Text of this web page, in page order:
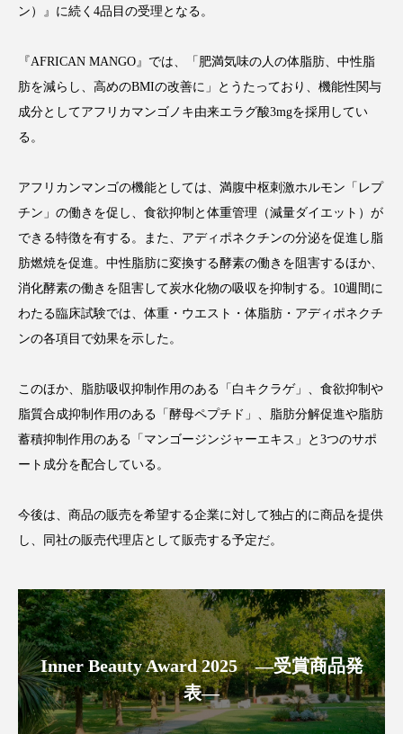
コネクテッド・ビューティ
コルチゾール サステナビリティ
サロン経営 サロン連略 シャネル
スカルプ クレンジング 頻度 スカルプケア
スキンケアルーティン ストレス スパ
セラミド保湿 セルフケア
タンパク質 ディープクレンジング
ドライヤー 温度 髪 ダメージ ナイアシンアミド
ナイトプロテイン ナイトルーティン 金木犀
パーソナライズ バーチャルメイク
ン）』に続く4品目の受理となる。
『AFRICAN MANGO』では、「肥満気味の人の体脂肪、中性脂
肪を減らし、高めのBMIの改善に」とうたっており、機能性関与
成分としてアフリカマンゴノキ由来エラグ酸3mgを採用してい
る。
アフリカンマンゴの機能としては、満腹中枢刺激ホルモン「レプ
チン」の働きを促し、食欲抑制と体重管理（減量ダイエット）が
できる特徴を有する。また、アディポネクチンの分泌を促進し脂
肪燃焼を促進。中性脂肪に変換する酵素の働きを阻害するほか、
消化酵素の働きを阻害して炭水化物の吸収を抑制する。10週間に
わたる臨床試験では、体重・ウエスト・体脂肪・アディポネクチ
ンの各項目で効果を示した。
このほか、脂肪吸収抑制作用のある「白キクラゲ」、食欲抑制や
脂質合成抑制作用のある「酵母ペプチド」、脂肪分解促進や脂肪
蓄積抑制作用のある「マンゴージンジャーエキス」と3つのサポ
ート成分を配合している。
今後は、商品の販売を希望する企業に対して独占的に商品を提供
し、同社の販売代理店として販売する予定だ。
Inner Beauty Award 2025 ―受賞商品発
表―